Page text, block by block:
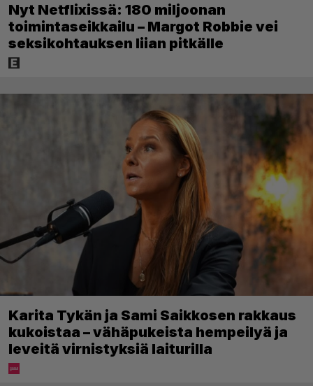
Nyt Netflixissä: 180 miljoonan
toimintaseikkailu – Margot Robbie vei
seksikohtauksen liian pitkälle
Karita Tykän ja Sami Saikkosen rakkaus
kukoistaa – vähäpukeista hempeilyä ja
leveitä virnistyksiä laiturilla